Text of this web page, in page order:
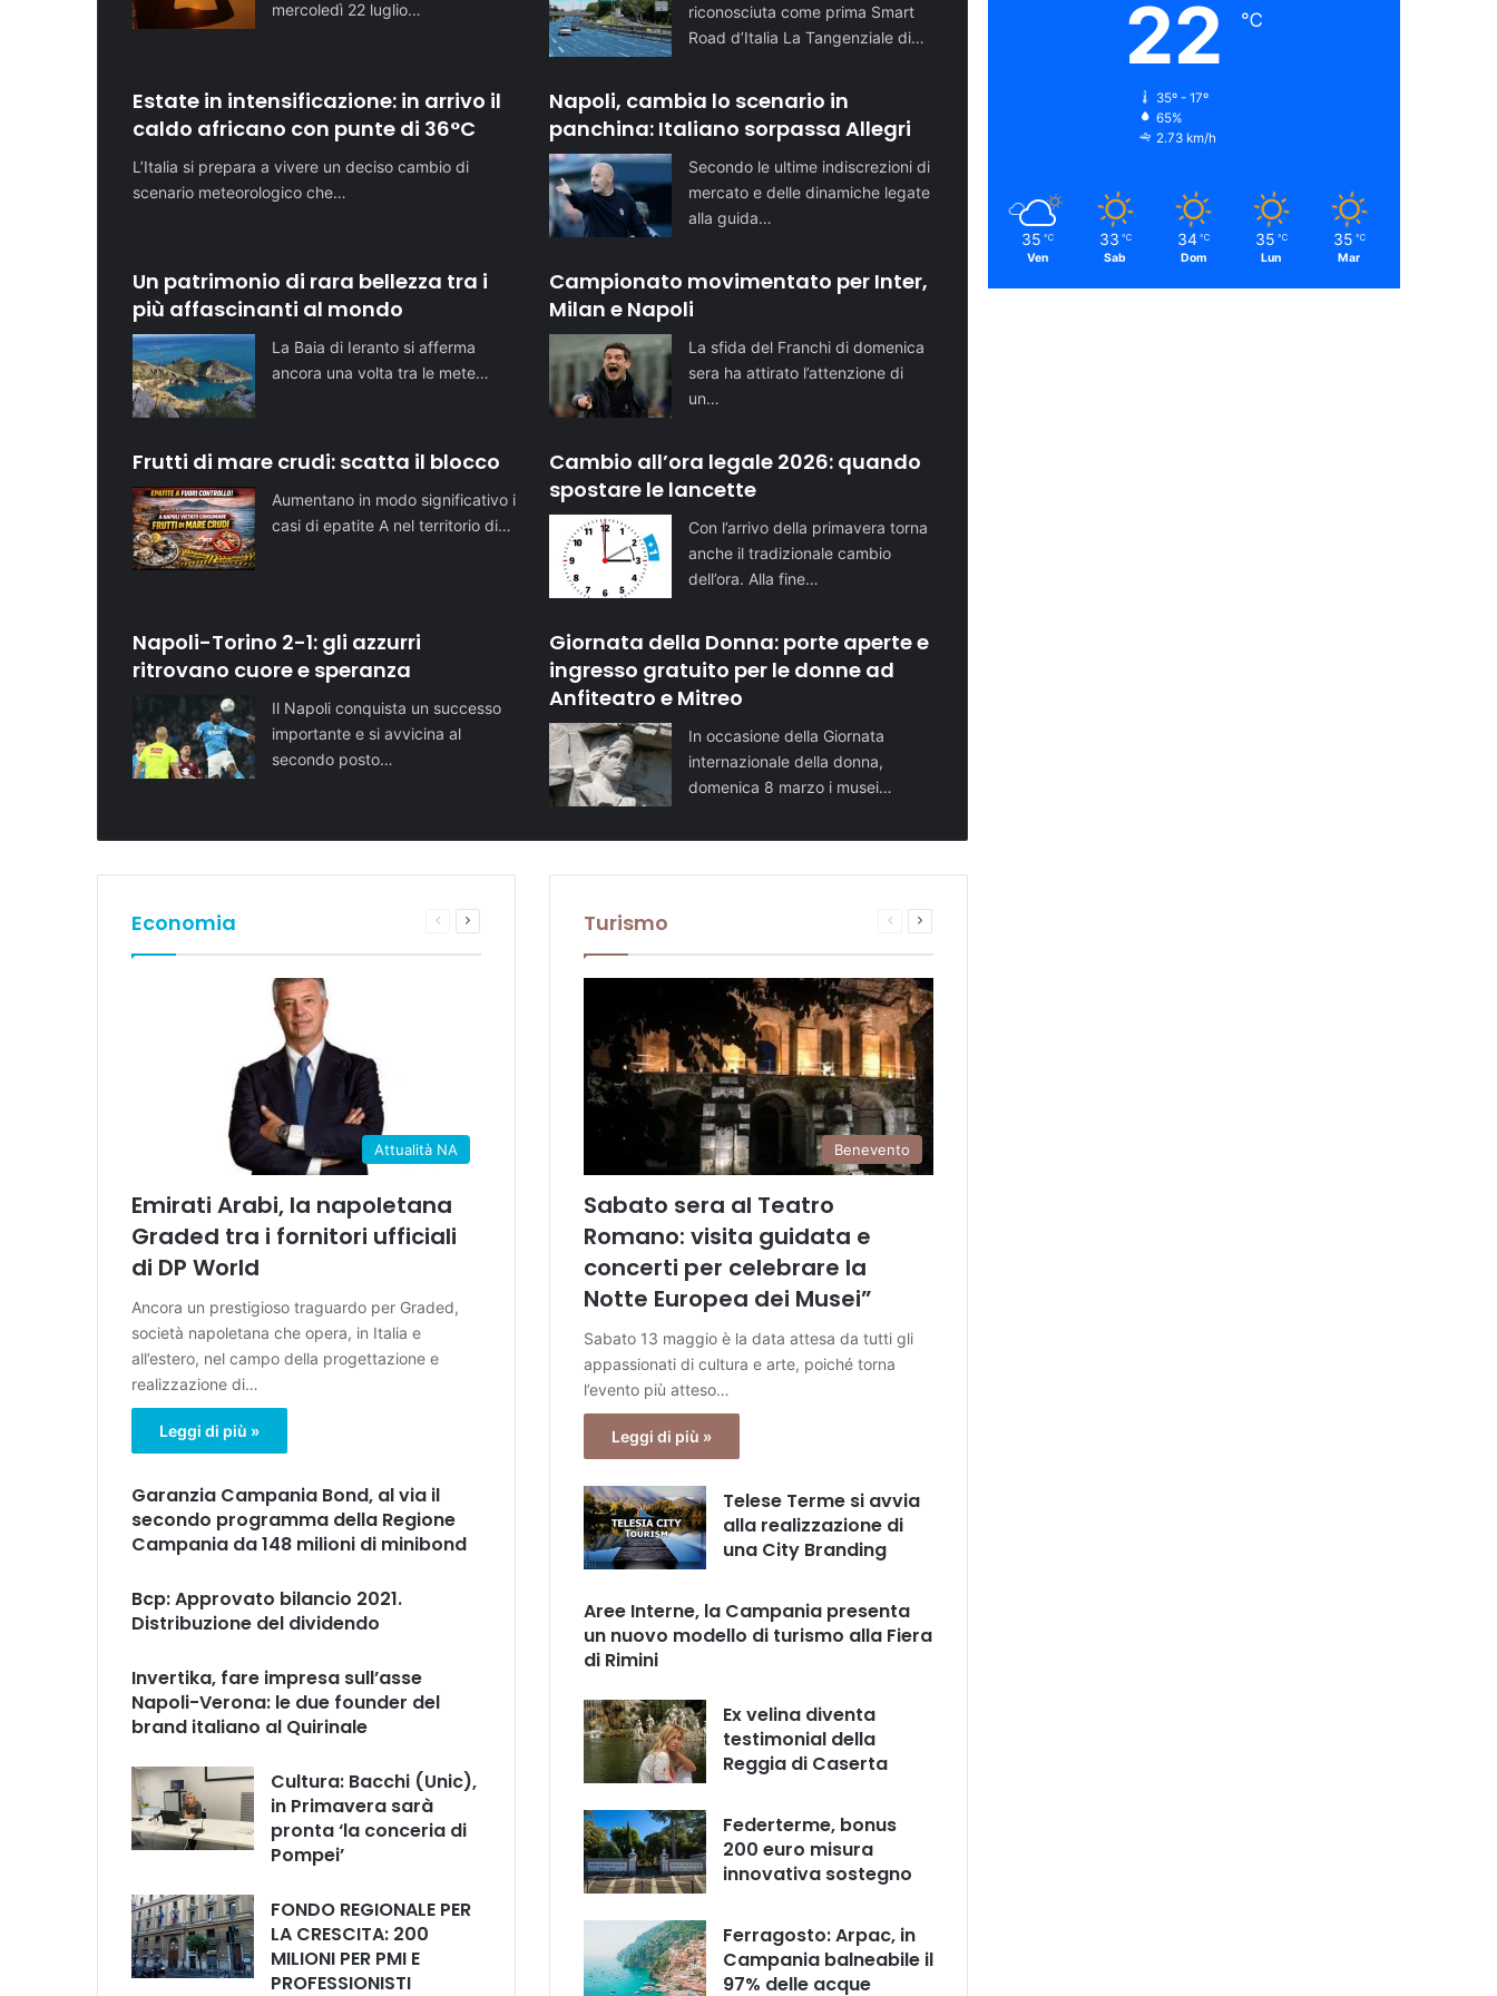
mercoledì 22 luglio…
riconosciuta come prima Smart
Road d’Italia La Tangenziale di…
Estate in intensificazione: in arrivo il
caldo africano con punte di 36°C
L’Italia si prepara a vivere un deciso cambio di
scenario meteorologico che…
Napoli, cambia lo scenario in
panchina: Italiano sorpassa Allegri
Secondo le ultime indiscrezioni di
mercato e delle dinamiche legate
alla guida…
Un patrimonio di rara bellezza tra i
più affascinanti al mondo
La Baia di Ieranto si afferma
ancora una volta tra le mete…
Campionato movimentato per Inter,
Milan e Napoli
La sfida del Franchi di domenica
sera ha attirato l’attenzione di
un…
Frutti di mare crudi: scatta il blocco
Aumentano in modo significativo i
casi di epatite A nel territorio di…
Cambio all’ora legale 2026: quando
spostare le lancette
Con l’arrivo della primavera torna
anche il tradizionale cambio
dell’ora. Alla fine…
Napoli-Torino 2-1: gli azzurri
ritrovano cuore e speranza
Il Napoli conquista un successo
importante e si avvicina al
secondo posto…
Giornata della Donna: porte aperte e
ingresso gratuito per le donne ad
Anfiteatro e Mitreo
In occasione della Giornata
internazionale della donna,
domenica 8 marzo i musei…
Economia
Pagina
Attualità NA
Emirati Arabi, la napoletana
Graded tra i fornitori ufficiali
di DP World
Ancora un prestigioso traguardo per Graded,
società napoletana che opera, in Italia e
all’estero, nel campo della progettazione e
realizzazione di…
Leggi di più »
Garanzia Campania Bond, al via il
secondo programma della Regione
Campania da 148 milioni di minibond
Bcp: Approvato bilancio 2021.
Distribuzione del dividendo
Invertika, fare impresa sull’asse
Napoli-Verona: le due founder del
brand italiano al Quirinale
Cultura: Bacchi (Unic),
in Primavera sarà
pronta ‘la conceria di
Pompei’
FONDO REGIONALE PER
LA CRESCITA: 200
MILIONI PER PMI E
PROFESSIONISTI
Turismo
Pagina
Benevento
Sabato sera al Teatro
Romano: visita guidata e
concerti per celebrare la
Notte Europea dei Musei”
Sabato 13 maggio è la data attesa da tutti gli
appassionati di cultura e arte, poiché torna
l’evento più atteso…
Leggi di più »
Telese Terme si avvia
alla realizzazione di
una City Branding
Aree Interne, la Campania presenta
un nuovo modello di turismo alla Fiera
di Rimini
Ex velina diventa
testimonial della
Reggia di Caserta
Federterme, bonus
200 euro misura
innovativa sostegno
Ferragosto: Arpac, in
Campania balneabile il
97% delle acque
22 ℃
35º - 17º
65%
2.73 km/h
35 ℃
Ven
33 ℃
Sab
34 ℃
Dom
35 ℃
Lun
35 ℃
Mar